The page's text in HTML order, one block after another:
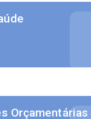
Orçamentárias